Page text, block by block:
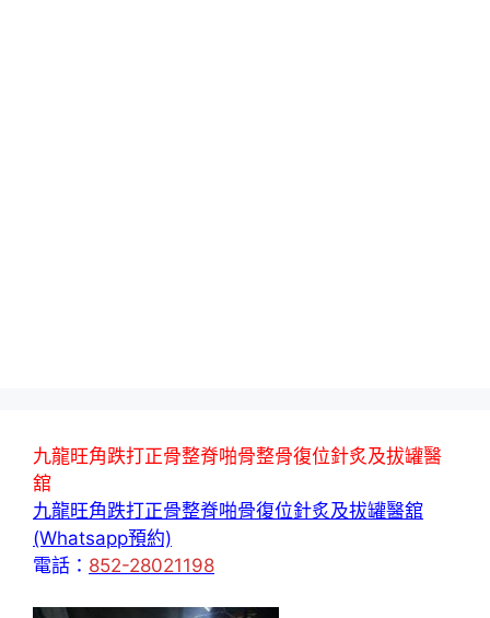
九龍旺角跌打正骨整脊啪骨整骨復位針炙及拔罐醫
舘
九龍旺角跌打正骨整脊啪骨復位針炙及拔罐醫舘
(Whatsapp預約)
電話： 852-28021198